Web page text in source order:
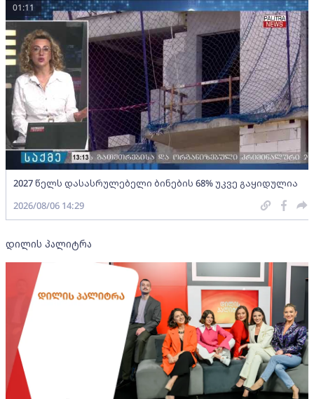
2027 წელს დასასრულებელი ბინების 68% უკვე გაყიდულია
01:11
2026/08/06 14:29
დილის პალიტრა